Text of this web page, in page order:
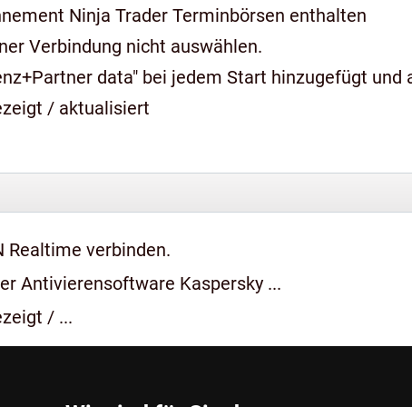
Ninja Trader Terminbörsen enthalten
Verbindung nicht auswählen.
data" bei jedem Start hinzugefügt und
/ aktualisiert
Realtime verbinden.
Antivierensoftware Kaspersky ...
/ ...